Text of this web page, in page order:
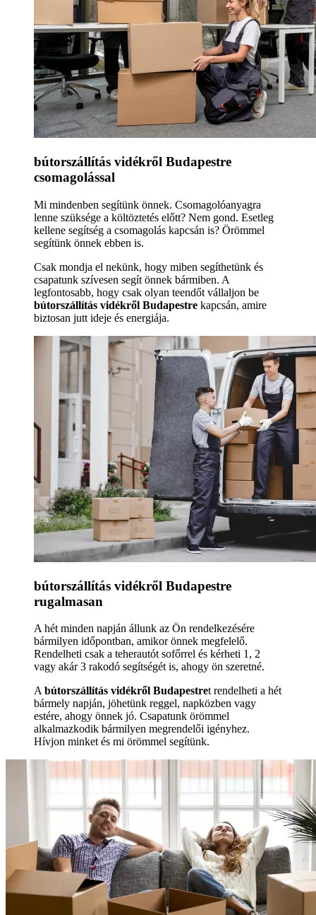
bútorszállítás vidékről Budapestre
csomagolással
Mi mindenben segítünk önnek. Csomagolóanyagra
lenne szüksége a költöztetés előtt? Nem gond. Esetleg
kellene segítség a csomagolás kapcsán is? Örömmel
segítünk önnek ebben is.
Csak mondja el nekünk, hogy miben segíthetünk és
csapatunk szívesen segít önnek bármiben. A
legfontosabb, hogy csak olyan teendőt vállaljon be
bútorszállítás vidékről Budapestre kapcsán, amire
biztosan jutt ideje és energiája.
bútorszállítás vidékről Budapestre
rugalmasan
A hét minden napján állunk az Ön rendelkezésére
bármilyen időpontban, amikor önnek megfelelő.
Rendelheti csak a teherautót sofőrrel és kérheti 1, 2
vagy akár 3 rakodó segítségét is, ahogy ön szeretné.
A bútorszállítás vidékről Budapestret rendelheti a hét
bármely napján, jöhetünk reggel, napközben vagy
estére, ahogy önnek jó. Csapatunk örömmel
alkalmazkodik bármilyen megrendelői igényhez.
Hívjon minket és mi örömmel segítünk.